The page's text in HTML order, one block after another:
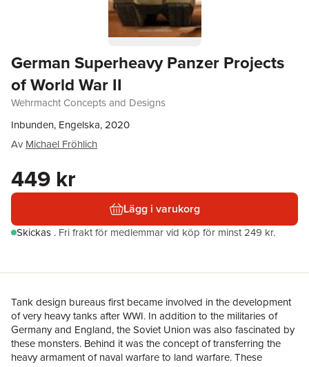
German Superheavy Panzer Projects
of World War II
Wehrmacht Concepts and Designs
Inbunden, Engelska, 2020
Av Michael Fröhlich
449 kr
Lägg i varukorg
Skickas . Fri frakt för medlemmar vid köp för minst 249 kr.
Tank design bureaus first became involved in the development
of very heavy tanks after WWI. In addition to the militaries of
Germany and England, the Soviet Union was also fascinated by
these monsters. Behind it was the concept of transferring the
heavy armament of naval warfare to land warfare. These